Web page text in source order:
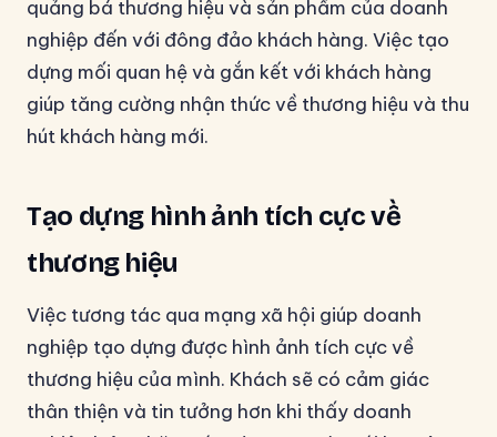
quảng bá thương hiệu và sản phẩm của doanh
nghiệp đến với đông đảo khách hàng. Việc tạo
dựng mối quan hệ và gắn kết với khách hàng
giúp tăng cường nhận thức về thương hiệu và thu
hút khách hàng mới.
Tạo dựng hình ảnh tích cực về
thương hiệu
Việc tương tác qua mạng xã hội giúp doanh
nghiệp tạo dựng được hình ảnh tích cực về
thương hiệu của mình. Khách sẽ có cảm giác
thân thiện và tin tưởng hơn khi thấy doanh